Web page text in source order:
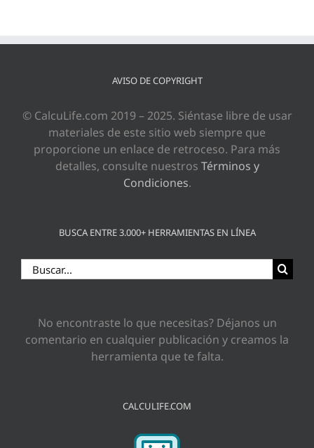
AVISO DE COPYRIGHT
© CalcuLife.com 2019 – 2025. Siéntase libre de usar
materiales de este sitio web siempre que
proporcione un enlace de retroceso. Para más
detalles, consulte nuestros Términos y
Condiciones.
BUSCA ENTRE 3.000+ HERRAMIENTAS EN LÍNEA
Buscar:
No encontraste lo que necesitas? Déjanos un
comentario en cualquier publicación y creamos la
herramienta que te falta.
CALCULIFE.COM